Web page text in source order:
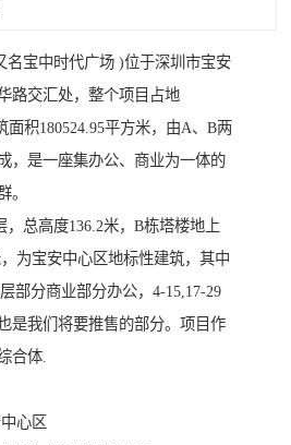
名宝中时代广场 )位于深圳市宝安
路交汇处，整个项目占地
面积180524.95平方米，由A、B两
，是一座集办公、商业为一体的
。
，总高度136.2米，B栋塔楼地上
为宝安中心区地标性建筑，其中
部分商业部分办公，4-15,17-29
是我们将要推售的部分。项目作
合体.
心区